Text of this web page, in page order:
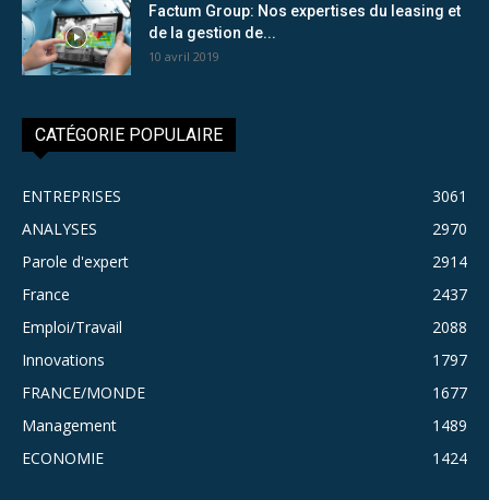
Factum Group: Nos expertises du leasing et
de la gestion de...
10 avril 2019
CATÉGORIE POPULAIRE
ENTREPRISES
3061
ANALYSES
2970
Parole d'expert
2914
France
2437
Emploi/Travail
2088
Innovations
1797
FRANCE/MONDE
1677
Management
1489
ECONOMIE
1424